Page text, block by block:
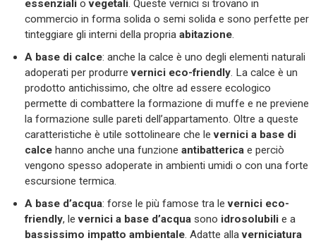
essenziali ovegetali. Queste vernici si trovano in
commercio in forma solida o semi solida e sono perfette per
tinteggiare gli interni della propria abitazione.
A base di calce: anche la calce è uno degli elementi naturali
adoperati per produrrevernici eco-friendly. La calce è un
prodotto antichissimo, che oltre ad essere ecologico
permette di combattere la formazione di muffe e ne previene
la formazione sulle pareti dell’appartamento. Oltre a queste
caratteristiche è utile sottolineare che levernici a base di
calce hanno anche una funzione antibatterica e perciò
vengono spesso adoperate in ambienti umidi o con una forte
escursione termica.
A base d’acqua: forse le più famose tra levernici eco-
friendly, levernici a base d’acqua sono idrosolubili e a
bassissimo impatto ambientale. Adatte allaverniciatura